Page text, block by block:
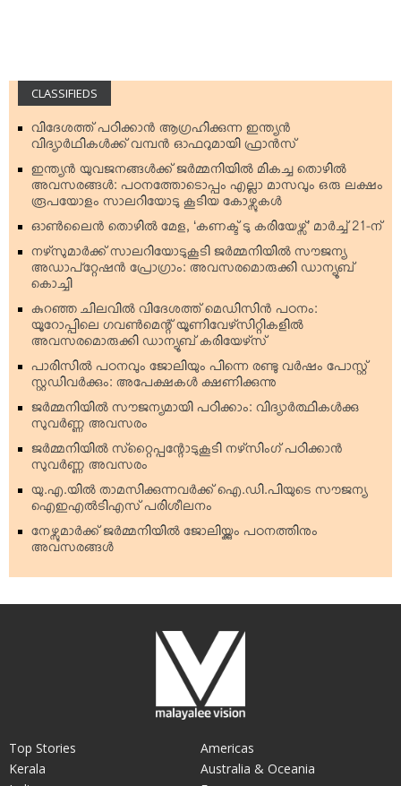
CLASSIFIEDS
വിദേശത്ത് പഠിക്കാന്‍ ആഗ്രഹിക്കുന്ന ഇന്ത്യന്‍
വിദ്യാര്‍ഥികള്‍ക്ക് വമ്പന്‍ ഓഫറുമായി ഫ്രാന്‍സ്
ഇന്ത്യന്‍ യുവജനങ്ങള്‍ക്ക് ജര്‍മ്മനിയില്‍ മികച്ച തൊഴില്‍
അവസരങ്ങള്‍: പഠനത്തോടൊപ്പം എല്ലാ മാസവും ഒരു ലക്ഷം
രൂപയോളം സാലറിയോടു കൂടിയ കോഴ്സുകള്‍
ഓണ്‍ലൈന്‍ തൊഴില്‍ മേള, ‘കണക്ട് ടു കരിയേഴ്സ്’ മാര്‍ച്ച് 21-ന്
നഴ്‌സുമാര്‍ക്ക് സാലറിയോടുകൂടി ജര്‍മ്മനിയില്‍ സൗജന്യ
അഡാപ്റ്റേഷന്‍ പ്രോഗ്രാം: അവസരമൊരുക്കി ഡാന്യൂബ്
കൊച്ചി
കുറഞ്ഞ ചിലവില്‍ വിദേശത്ത് മെഡിസിന്‍ പഠനം:
യൂറോപ്പിലെ ഗവണ്‍മെന്റ് യൂണിവേഴ്‌സിറ്റികളില്‍
അവസരമൊരുക്കി ഡാന്യൂബ് കരിയേഴ്‌സ്
പാരിസില്‍ പഠനവും ജോലിയും പിന്നെ രണ്ടു വര്‍ഷം പോസ്റ്റ്
സ്റ്റഡിവര്‍ക്കും: അപേക്ഷകള്‍ ക്ഷണിക്കുന്നു
ജര്‍മ്മനിയില്‍ സൗജന്യമായി പഠിക്കാം: വിദ്യാര്‍ത്ഥികള്‍ക്കു
സുവര്‍ണ്ണ അവസരം
ജര്‍മ്മനിയില്‍ സ്‌റ്റൈപ്പന്റോടുകൂടി നഴ്‌സിംഗ് പഠിക്കാന്‍
സുവര്‍ണ്ണ അവസരം
യു.എ.യില്‍ താമസിക്കുന്നവര്‍ക്ക് ഐ.ഡി.പിയുടെ സൗജന്യ
ഐഇഎല്‍ടിഎസ് പരിശീലനം
നേഴ്സുമാര്‍ക്ക് ജര്‍മ്മനിയില്‍ ജോലിയ്ക്കും പഠനത്തിനും
അവസരങ്ങള്‍
Top Stories
Kerala
Americas
Australia & Oceania